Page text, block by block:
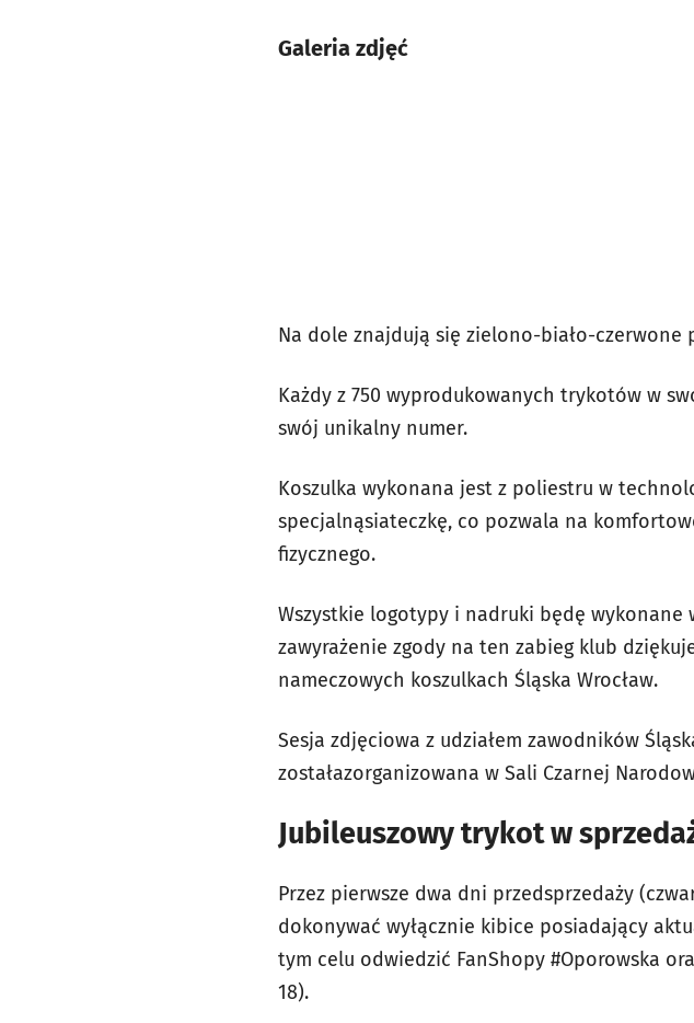
Galeria zdjęć
Na dole znajdują się zielono-biało-czerwone
Każdy z 750 wyprodukowanych trykotów w
swój unikalny numer.
Koszulka wykonana jest z poliestru w
specjalnąsiateczkę, co pozwala na
fizycznego.
Wszystkie logotypy i nadruki będę
zawyrażenie zgody na ten zabieg klub
nameczowych koszulkach Śląska Wrocław.
Sesja zdjęciowa z udziałem zawodników
zostałazorganizowana w Sali Czarnej
Jubileuszowy trykot w
Przez pierwsze dwa dni przedsprzedaży
dokonywać wyłącznie kibice posiadający
tym celu odwiedzić FanShopy #Oporowska
18).